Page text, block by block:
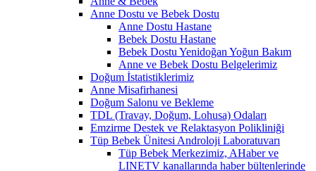
Anne Dostu ve Bebek Dostu
Anne Dostu Hastane
Bebek Dostu Hastane
Bebek Dostu Yenidoğan Yoğun Bakım
Anne ve Bebek Dostu Belgelerimiz
Doğum İstatistiklerimiz
Anne Misafirhanesi
Doğum Salonu ve Bekleme
TDL (Travay, Doğum, Lohusa) Odaları
Emzirme Destek ve Relaktasyon Polikliniği
Tüp Bebek Ünitesi Androloji Laboratuvarı
Tüp Bebek Merkezimiz, AHaber ve
LINETV kanallarında haber bültenlerinde